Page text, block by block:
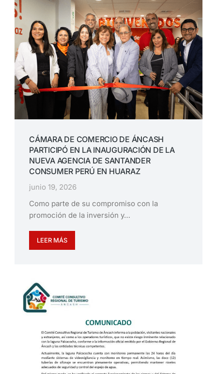
CÁMARA DE COMERCIO DE ÁNCASH
PARTICIPÓ EN LA INAUGURACIÓN DE LA
NUEVA AGENCIA DE SANTANDER
CONSUMER PERÚ EN HUARAZ
junio 19, 2026
Como parte de su compromiso con la
promoción de la inversión y…
LEER MÁS